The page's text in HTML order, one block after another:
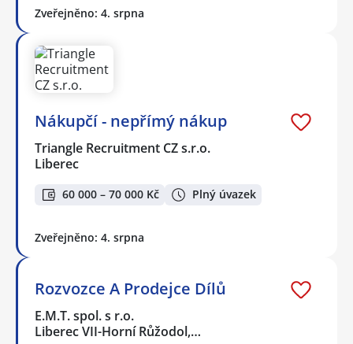
Zveřejněno: 4. srpna
Nákupčí - nepřímý nákup
Triangle Recruitment CZ s.r.o.
Liberec
60 000 – 70 000 Kč Plný úvazek
Zveřejněno: 4. srpna
Rozvozce A Prodejce Dílů
E.M.T. spol. s r.o.
Liberec VII-Horní Růžodol,…